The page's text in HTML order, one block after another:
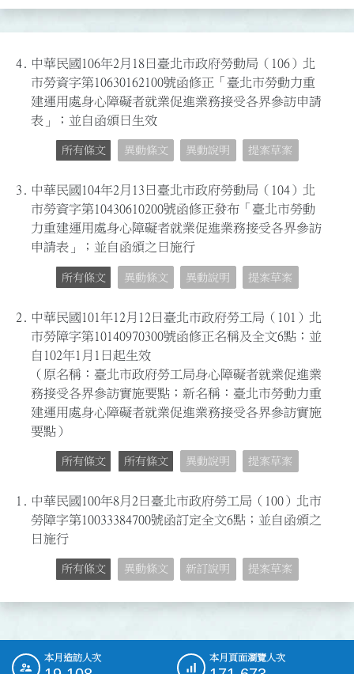
4.
中華民國106年2月18日臺北市政府勞動局（106）北
市勞資字第10630162100號函修正「臺北市勞動力重
建運用處身心障礙者就業促進業務接受各界參訪申請
表」；並自函頒日生效
所有條文 異動條文 異動說明 提案草案
3. 中華民國104年2月13日臺北市政府勞動局（104）北
市勞資字第10430610200號函修正發布「臺北市勞動
力重建運用處身心障礙者就業促進業務接受各界參訪
申請表」；並自函頒之日施行
所有條文 異動條文 異動說明 提案草案
2.
中華民國101年12月12日臺北市政府勞工局（101）北
市勞障字第10140970300號函修正名稱及全文6點；並
自102年1月1日起生效
（原名稱：臺北市政府勞工局身心障礙者就業促進業
務接受各界參訪實施要點；新名稱：臺北市勞動力重
建運用處身心障礙者就業促進業務接受各界參訪實施
要點）
所有條文 所有條文 異動說明 提案草案
1. 中華民國100年8月2日臺北市政府勞工局（100）北市
勞障字第10033384700號函訂定全文6點；並自函頒之
日施行
所有條文 異動條文 新訂說明 提案草案
::: 本月造訪人次 本月頁面瀏覽人次